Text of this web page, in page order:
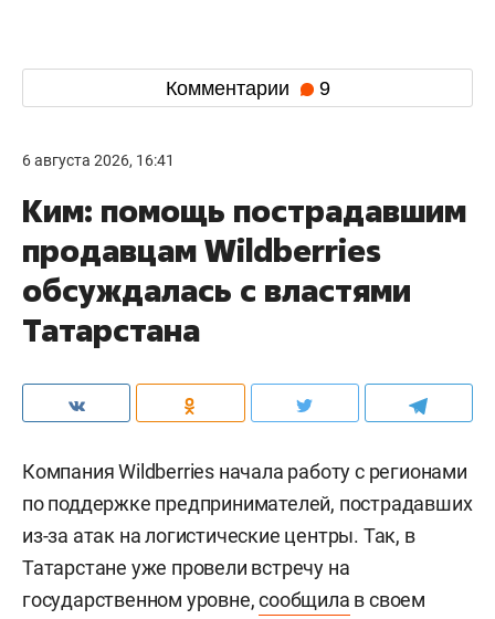
Комментарии 9
6 августа 2026, 16:41
Ким: помощь пострадавшим
продавцам Wildberries
обсуждалась с властями
Татарстана
Компания Wildberries начала работу с регионами
по поддержке предпринимателей, пострадавших
из-за атак на логистические центры. Так, в
Татарстане уже провели встречу на
государственном уровне,сообщила в своем